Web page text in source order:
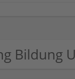
Bildung